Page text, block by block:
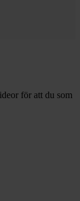
för att du som